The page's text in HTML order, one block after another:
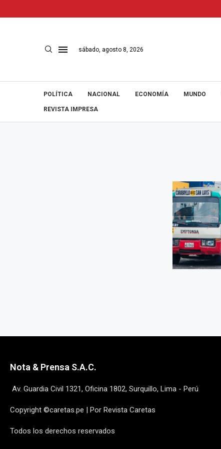
sábado, agosto 8, 2026
POLÍTICA NACIONAL ECONOMÍA MUNDO
REVISTA IMPRESA
Nota & Prensa S.A.C.
Av. Guardia Civil 1321, Oficina 1802, Surquillo, Lima - Perú
Copyright ©caretas.pe | Por Revista Caretas
Todos los derechos reservados